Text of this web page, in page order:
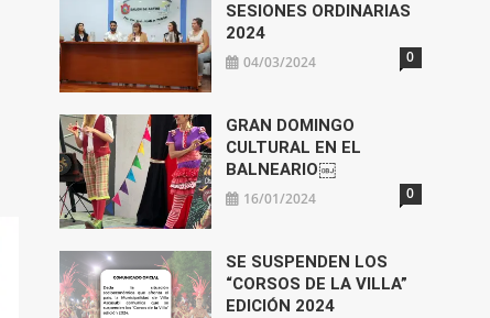
SESIONES ORDINARIAS
2024
04/03/2024 0
GRAN DOMINGO
CULTURAL EN EL
BALNEARIO￼
16/01/2024 0
SE SUSPENDEN LOS
“CORSOS DE LA VILLA”
EDICIÓN 2024